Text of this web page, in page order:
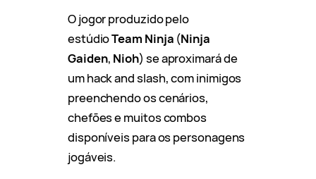
O jogor produzido pelo
estúdioTeam Ninja (Ninja
Gaiden, Nioh) se aproximará de
um hack and slash, com inimigos
preenchendo os cenários,
chefões e muitos combos
disponíveis para os personagens
jogáveis.